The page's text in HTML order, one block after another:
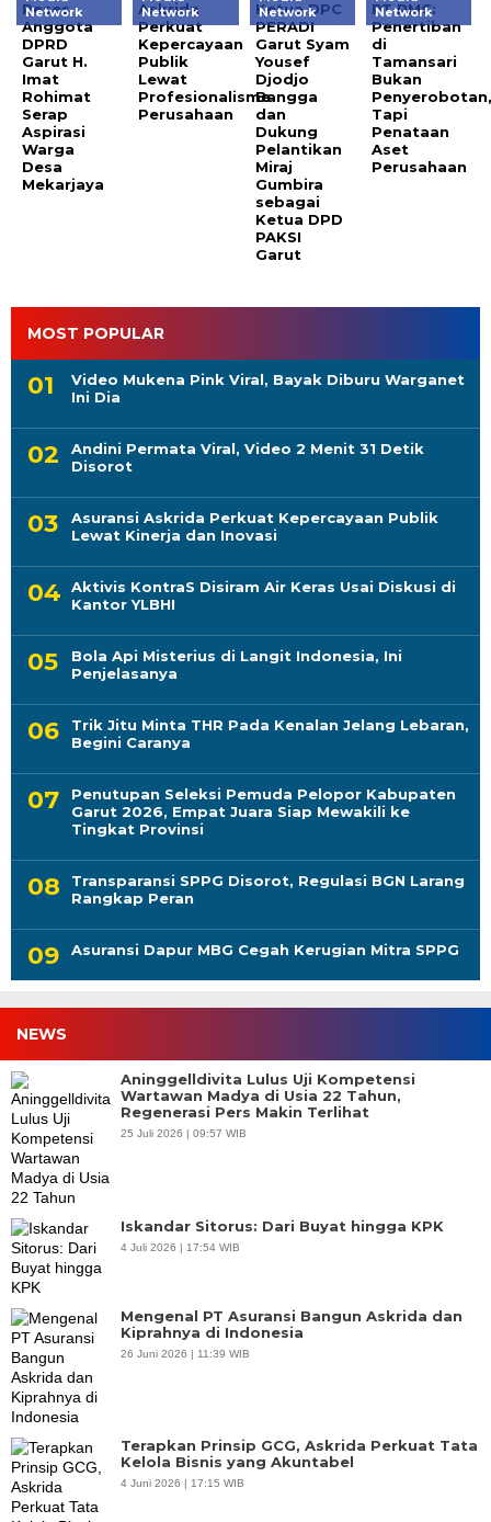
Network
Reses
Anggota
DPRD
Garut H.
Imat
Rohimat
Serap
Aspirasi
Warga
Desa
Mekarjaya
Network
Askrida
Perkuat
Kepercayaan
Publik
Lewat
Profesionalisme
Perusahaan
Network
Ketua DPC
PERADI
Garut Syam
Yousef
Djodjo
Bangga
dan
Dukung
Pelantikan
Miraj
Gumbira
sebagai
Ketua DPD
PAKSI
Garut
Network
PT PMC:
Penertiban
di
Tamansari
Bukan
Tapi
Penataan
Aset
Perusahaan
MOST POPULAR
Video Mukena Pink Viral, Bayak Diburu Warganet
Ini Dia
Andini Permata Viral, Video 2 Menit 31 Detik
Disorot
Asuransi Askrida Perkuat Kepercayaan Publik
Lewat Kinerja dan Inovasi
Aktivis KontraS Disiram Air Keras Usai Diskusi di
Kantor YLBHI
Bola Api Misterius di Langit Indonesia, Ini
Penjelasanya
Trik Jitu Minta THR Pada Kenalan Jelang Lebaran,
Begini Caranya
Penutupan Seleksi Pemuda Pelopor Kabupaten
Garut 2026, Empat Juara Siap Mewakili ke
Tingkat Provinsi
Transparansi SPPG Disorot, Regulasi BGN Larang
Rangkap Peran
Asuransi Dapur MBG Cegah Kerugian Mitra SPPG
NEWS
Aninggelldivita Lulus Uji Kompetensi
Wartawan Madya di Usia 22 Tahun,
Regenerasi Pers Makin Terlihat
25 Juli 2026 | 09:57 WIB
Iskandar Sitorus: Dari Buyat hingga KPK
4 Juli 2026 | 17:54 WIB
Mengenal PT Asuransi Bangun Askrida dan
Kiprahnya di Indonesia
26 Juni 2026 | 11:39 WIB
Terapkan Prinsip GCG, Askrida Perkuat Tata
Kelola Bisnis yang Akuntabel
4 Juni 2026 | 17:15 WIB